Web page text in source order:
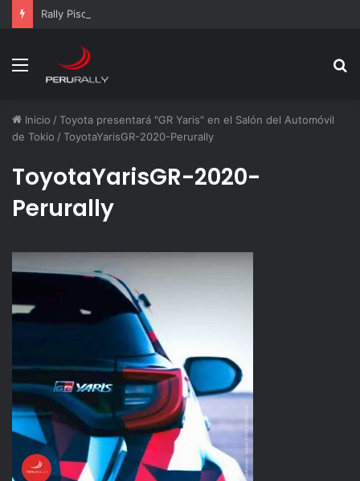
Rally Pisco 2026: todo listo para la gran final del RallyACP
Menú
Inicio / Toyota presentará "GR Yaris" en el Salón del Automóvil
de Tokio / ToyotaYarisGR-2020-Perurally
ToyotaYarisGR-2020-
Perurally